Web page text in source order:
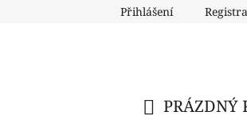
Přihlášení
PRÁZDNÝ